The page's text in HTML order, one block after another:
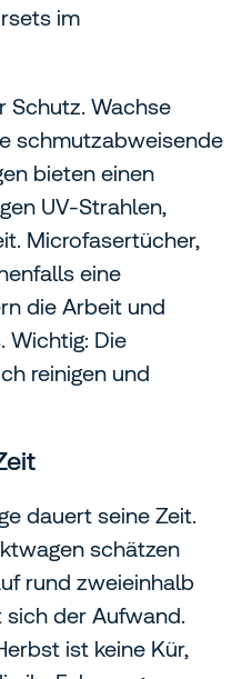
im
Schutz. Wachse
schmutzabweisende
bieten einen
UV-Strahlen,
Microfasertücher,
eine
die Arbeit und
Wichtig: Die
reinigen und
dauert seine Zeit.
schätzen
rund zweieinhalb
der Aufwand.
ist keine Kür,